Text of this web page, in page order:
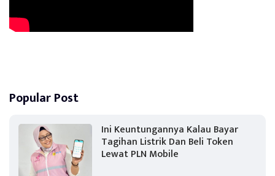
Popular Post
Ini Keuntungannya Kalau Bayar
Tagihan Listrik Dan Beli Token
Lewat PLN Mobile